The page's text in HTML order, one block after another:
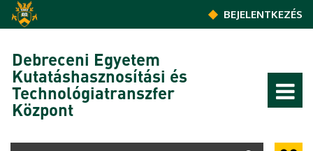
Ugrás a tartalomra
BEJELENTKEZÉS
Debreceni Egyetem
Kutatáshasznosítási és
Technológiatranszfer
Központ